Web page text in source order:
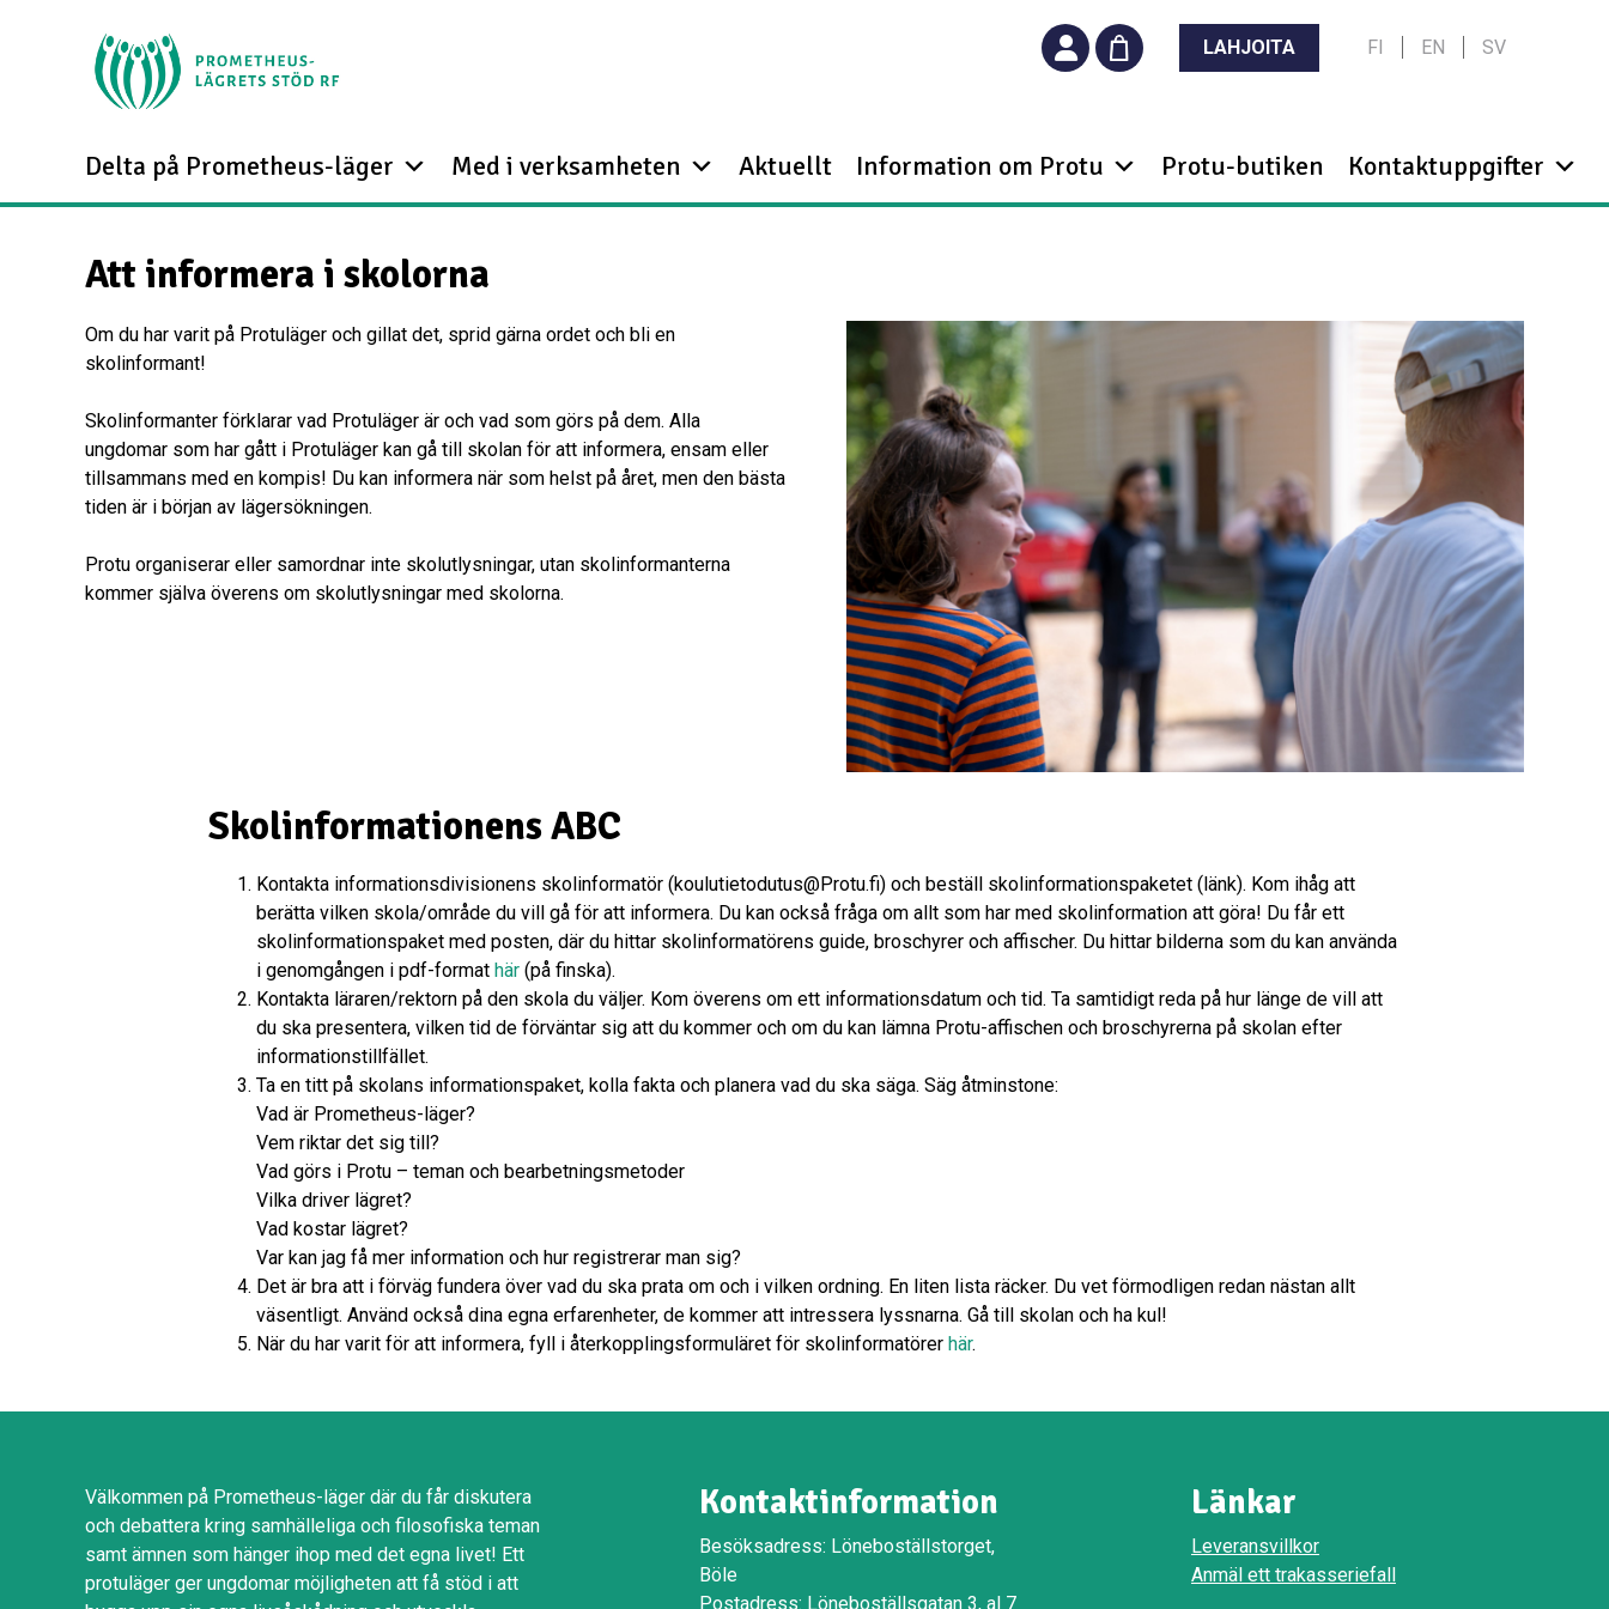
LAHJOITA FI EN SV
Delta på Prometheus-läger Med i verksamheten Aktuellt Information om Protu Protu-butiken Kontaktuppgifter
Att informera i skolorna
Om du har varit på Protuläger och gillat det, sprid gärna ordet och bli en
skolinformant!
Skolinformanter förklarar vad Protuläger är och vad som görs på dem. Alla
ungdomar som har gått i Protuläger kan gå till skolan för att informera, ensam eller
tillsammans med en kompis! Du kan informera när som helst på året, men den bästa
tiden är i början av lägersökningen.
Protu organiserar eller samordnar inte skolutlysningar, utan skolinformanterna
kommer själva överens om skolutlysningar med skolorna.
Skolinformationens ABC
Kontakta informationsdivisionens skolinformatör (koulutietodutus@Protu.fi) och beställ skolinformationspaketet (länk). Kom ihåg att
berätta vilken skola/område du vill gå för att informera. Du kan också fråga om allt som har med skolinformation att göra! Du får ett
skolinformationspaket med posten, där du hittar skolinformatörens guide, broschyrer och affischer. Du hittar bilderna som du kan använda
i genomgången i pdf-format här(på finska).
Kontakta läraren/rektorn på den skola du väljer. Kom överens om ett informationsdatum och tid. Ta samtidigt reda på hur länge de vill att
du ska presentera, vilken tid de förväntar sig att du kommer och om du kan lämna Protu-affischen och broschyrerna på skolan efter
informationstillfället.
Ta en titt på skolans informationspaket, kolla fakta och planera vad du ska säga. Säg åtminstone:
Vad är Prometheus-läger?
Vem riktar det sig till?
Vad görs i Protu – teman och bearbetningsmetoder
Vilka driver lägret?
Vad kostar lägret?
Var kan jag få mer information och hur registrerar man sig?
Det är bra att i förväg fundera över vad du ska prata om och i vilken ordning. En liten lista räcker. Du vet förmodligen redan nästan allt
väsentligt. Använd också dina egna erfarenheter, de kommer att intressera lyssnarna. Gå till skolan och ha kul!
När du har varit för att informera, fyll i återkopplingsformuläret för skolinformatörer här.
Välkommen på Prometheus-läger där du får diskutera
och debattera kring samhälleliga och filosofiska teman
samt ämnen som hänger ihop med det egna livet! Ett
protuläger ger ungdomar möjligheten att få stöd i att
Kontaktinformation
Besöksadress: Löneboställstorget,
Böle
Postadress: Löneboställsgatan 3, al 7
Länkar
Leveransvillkor
Anmäl ett trakasseriefall